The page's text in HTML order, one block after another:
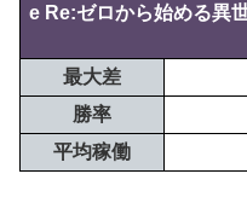
e Re:ゼロから始める異
最大差
勝率
平均稼働